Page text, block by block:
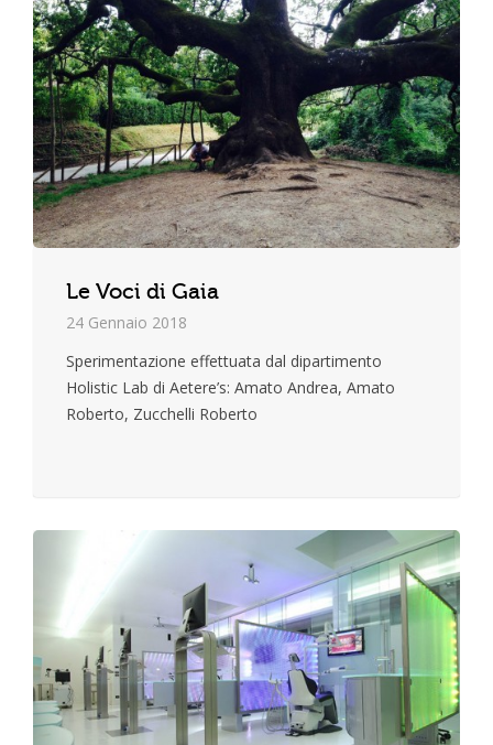
Le Voci di Gaia
24 Gennaio 2018
Sperimentazione effettuata dal dipartimento
Holistic Lab di Aetere’s: Amato Andrea, Amato
Roberto, Zucchelli Roberto